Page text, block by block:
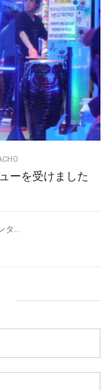
ーを受けました
タ...